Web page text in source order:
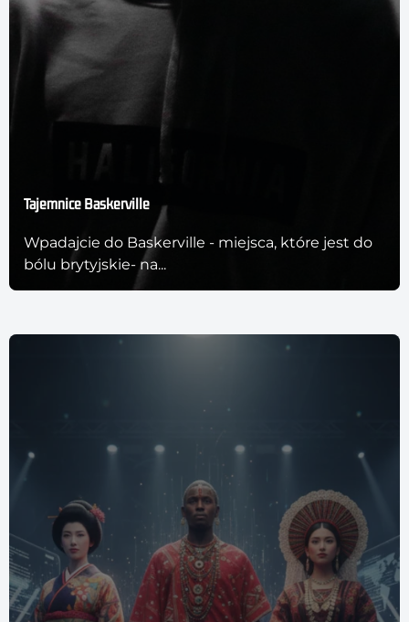
Tajemnice Baskerville
Wpadajcie do Baskerville - miejsca, które jest do
bólu brytyjskie- na...